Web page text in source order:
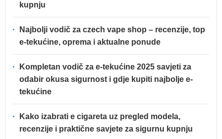
kupnju
Najbolji vodič za czech vape shop – recenzije, top
e-tekućine, oprema i aktualne ponude
Kompletan vodič za e-tekućine 2025 savjeti za
odabir okusa sigurnost i gdje kupiti najbolje e-
tekućine
Kako izabrati e cigareta uz pregled modela,
recenzije i praktične savjete za sigurnu kupnju